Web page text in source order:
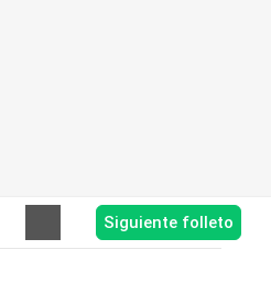
Siguiente folleto